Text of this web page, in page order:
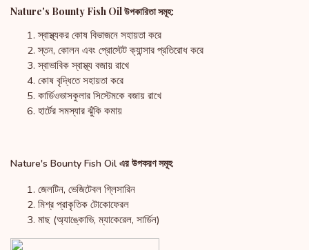
Nature's Bounty Fish Oil উপকারিতা সমূহ:
স্বাস্থ্যকর কোষ বিভাজনে সহায়তা করে
স্তন, কোলন এবং প্রোস্টেট ক্যান্সার প্রতিরোধ করে
স্বাভাবিক স্বাস্থ্য বজায় রাখে
কোষ বৃদ্ধিতে সহায়তা করে
কার্ডিওভাসকুলার সিস্টেমকে বজায় রাখে
হার্টের সমস্যার ঝুঁকি কমায়
Nature's Bounty Fish Oil এর উপকরণ সমূহ:
জেলটিন, ভেজিটেবল গ্লিসারিন
মিশ্র প্রাকৃতিক টোকোফেরল
মাছ (অ্যাঙ্কোভি, ম্যাকেরেল, সার্ডিন)